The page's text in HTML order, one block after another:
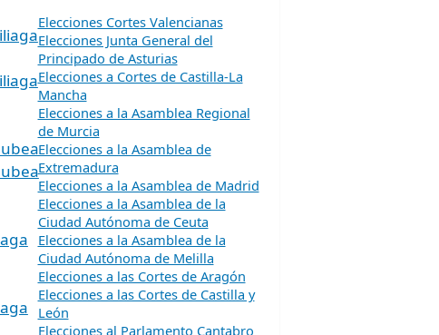
Elecciones Cortes Valencianas
Elecciones Junta General del
Principado de Asturias
Elecciones a Cortes de Castilla-La
Mancha
Elecciones a la Asamblea Regional
de Murcia
Elecciones a la Asamblea de
Extremadura
Elecciones a la Asamblea de Madrid
Elecciones a la Asamblea de la
Ciudad Autónoma de Ceuta
Elecciones a la Asamblea de la
Ciudad Autónoma de Melilla
Elecciones a las Cortes de Aragón
Elecciones a las Cortes de Castilla y
León
Elecciones al Parlamento Cantabro